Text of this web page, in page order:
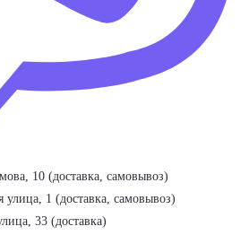
10 (доставка, самовывоз)
1 (доставка, самовывоз)
33 (доставка)